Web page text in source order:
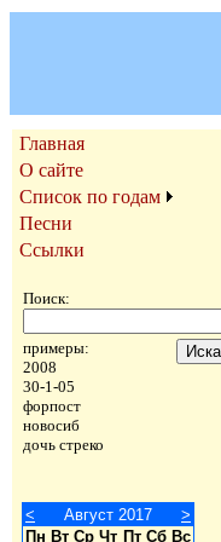
Главная
О сайте
Список по годам
Песни
Ссылки
Поиск:
примеры:
2008
30-1-05
форпост
новосиб
дочь стреко
< Август 2017
>
Пн Вт Ср Чт Пт Сб Вс